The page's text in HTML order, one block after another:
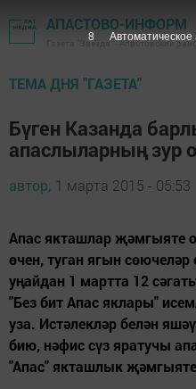
АПАСТОВО-ИНФОРМ
Газета "Звезда" - Апастовский
ТЕМА ДНЯ "ГАЗЕТА"
Бүген Казанда
апаслыларның зур
автор, 1 марта 2015 - 05:53
Апас якташлар җәмгыяте
өчен, туган ягын
уңайдан 1 мартта 12
"Без бит Апас яклары"
уза. Истәлекләр белән
бию, нәфис сүз яратучы
"Апас" якташлык
7